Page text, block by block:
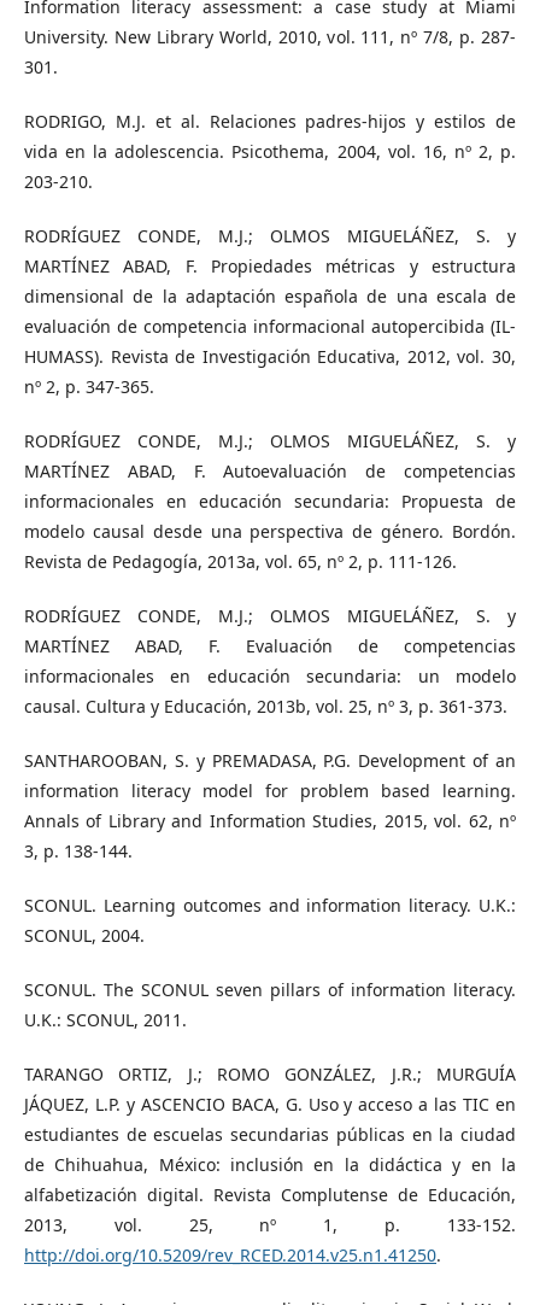
Information literacy assessment: a case study at Miami
University. New Library World, 2010, vol. 111, nº 7/8, p. 287-
301.
RODRIGO, M.J. et al. Relaciones padres-hijos y estilos de
vida en la adolescencia. Psicothema, 2004, vol. 16, nº 2, p.
203-210.
RODRÍGUEZ CONDE, M.J.; OLMOS MIGUELÁÑEZ, S. y
MARTÍNEZ ABAD, F. Propiedades métricas y estructura
dimensional de la adaptación española de una escala de
evaluación de competencia informacional autopercibida (IL-
HUMASS). Revista de Investigación Educativa, 2012, vol. 30,
nº 2, p. 347-365.
RODRÍGUEZ CONDE, M.J.; OLMOS MIGUELÁÑEZ, S. y
MARTÍNEZ ABAD, F. Autoevaluación de competencias
informacionales en educación secundaria: Propuesta de
modelo causal desde una perspectiva de género. Bordón.
Revista de Pedagogía, 2013a, vol. 65, nº 2, p. 111-126.
RODRÍGUEZ CONDE, M.J.; OLMOS MIGUELÁÑEZ, S. y
MARTÍNEZ ABAD, F. Evaluación de competencias
informacionales en educación secundaria: un modelo
causal. Cultura y Educación, 2013b, vol. 25, nº 3, p. 361-373.
SANTHAROOBAN, S. y PREMADASA, P.G. Development of an
information literacy model for problem based learning.
Annals of Library and Information Studies, 2015, vol. 62, nº
3, p. 138-144.
SCONUL. Learning outcomes and information literacy. U.K.:
SCONUL, 2004.
SCONUL. The SCONUL seven pillars of information literacy.
U.K.: SCONUL, 2011.
TARANGO ORTIZ, J.; ROMO GONZÁLEZ, J.R.; MURGUÍA
JÁQUEZ, L.P. y ASCENCIO BACA, G. Uso y acceso a las TIC en
estudiantes de escuelas secundarias públicas en la ciudad
de Chihuahua, México: inclusión en la didáctica y en la
alfabetización digital. Revista Complutense de Educación,
2013, vol. 25, nº 1, p. 133-152.
http://doi.org/10.5209/rev_RCED.2014.v25.n1.41250.